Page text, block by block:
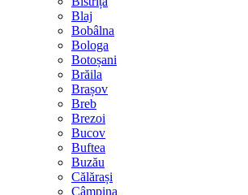
Blaj
Bobâlna
Bologa
Botoșani
Brăila
Brașov
Breb
Brezoi
Bucov
Buftea
Buzău
Călărași
Câmpina